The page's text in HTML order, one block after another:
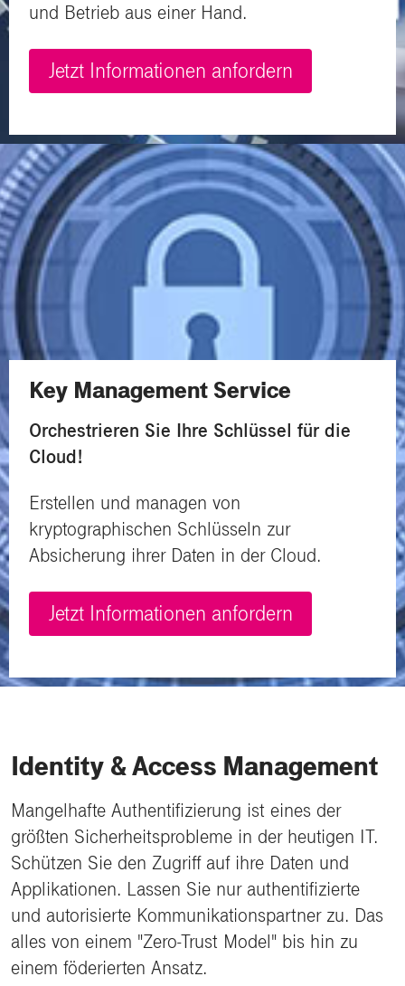
und Betrieb aus einer Hand.
Jetzt Informationen anfordern
Key Management Service
Orchestrieren Sie Ihre Schlüssel für die
Cloud!
Erstellen und managen von
kryptographischen Schlüsseln zur
Absicherung ihrer Daten in der Cloud.
Jetzt Informationen anfordern
Identity & Access Management
Mangelhafte Authentifizierung ist eines der
größten Sicherheitsprobleme in der heutigen IT.
Schützen Sie den Zugriff auf ihre Daten und
Applikationen. Lassen Sie nur authentifizierte
und autorisierte Kommunikationspartner zu. Das
alles von einem "Zero-Trust Model" bis hin zu
einem föderierten Ansatz.